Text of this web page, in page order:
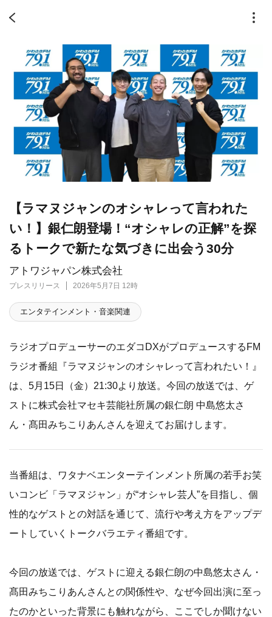
アトワジャパン株式会社
プレスリリース 2026年5月7日 12時
【ラマヌジャンのオシャレって言われた
い！】銀仁朗登場！“オシャレの正解”を探
るトークで新たな気づきに出会う30分
エンタテインメント・音楽関連
ラジオプロデューサーのエダコDXがプロデュースするFM
ラジオ番組『ラマヌジャンのオシャレって言われたい！』
は、5月15日（金）21:30より放送。今回の放送では、ゲ
ストに株式会社マセキ芸能社所属の銀仁朗 中島悠太さ
ん・髙田みちこりあんさんを迎えてお届けします。
当番組は、ワタナベエンターテインメント所属の若手お笑
いコンビ「ラマヌジャン」が“オシャレ芸人”を目指し、個
性的なゲストとの対話を通じて、流行や考え方をアップデ
ートしていくトークバラエティ番組です。
今回の放送では、ゲストに迎える銀仁朗の中島悠太さん・
髙田みちこりあんさんとの関係性や、なぜ今回出演に至っ
たのかといった背景にも触れながら、ここでしか聞けない